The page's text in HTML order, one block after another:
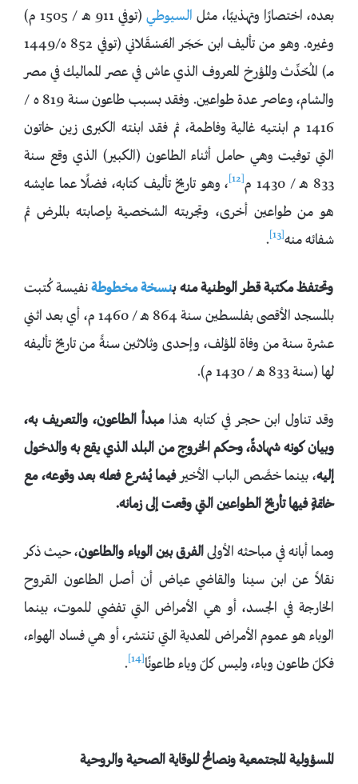
بعده، اختصارًا وتهذيبًا، مثل السيوطي
(توفي 911 هـ / 1505 م)
وغيره. وهو من تأليف ابن حَجَر العَسْقَلاني (توفي 852 ه/1449
مـ) المُحّدِّث والمؤرخ المعروف الذي عاش في عصر المماليك في مصر
والشام، وعاصر عدة طواعين. وفقد بسبب طاعون سنة 819 ه /
1416 م ابنتيه غالية وفاطمة، ثم فقد ابنته الكبرى زين خاتون
التي توفيت وهي حامل أثناء الطاعون (الكبير) الذي وقع سنة
833 هـ / 1430 م
[12]
، وهو تاريخ تأليف كتابه، فضلًا عما عايشه
هو من طواعين أخرى، وتجربته الشخصية بإصابته بالمرض ثم
شفائه منه[13]
.
وتحتفظ مكتبة قطر الوطنية منه بنسخة مخطوطةنفيسة كُتبت
بالمسجد الأقصى بفلسطين سنة 864 هـ / 1460 م، أي بعد اثني
عشرة سنة من وفاة المؤلف، وإحدى وثلاثين سنةً من تاريخ تأليفه
لها (سنة 833 هـ / 1430 م).
وقد تناول ابن حجر في كتابه هذامبدأ الطاعون، والتعريف به،
وبيان كونه شهادةً، وحكم الخروج من البلد الذي يقع به والدخول
إليه، بينما خصَّص الباب الأخيرفيما يُشرع فعله بعد وقوعه، مع
خاتمةٍ فيها تأريخ الطواعين التي وقعت إلى زمانه.
ومما أبانه في مباحثه الأولىالفرق بين الوباء والطاعون، حيث ذكر
نقلاً عن ابن سينا والقاضي عياض أن أصل الطاعون القروح
الخارجة في الجسد، أو هي الأمراض التي تفضي للموت، بينما
الوباء هو عموم الأمراض المعدية التي تنتشر، أو هي فساد الهواء،
فكلّ طاعون وباء، وليس كلّ وباء طاعونًا[14]
.
المسؤولية المجتمعية ونصائح للوقاية الصحية والروحية